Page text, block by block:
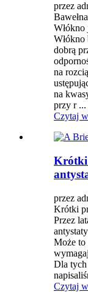
przez
Włókno
Włókno
dobrą
na
na
przy r ...
Czytaj
Krótki
przez
Krótki
Przez
Może to
Dla tych
Czytaj